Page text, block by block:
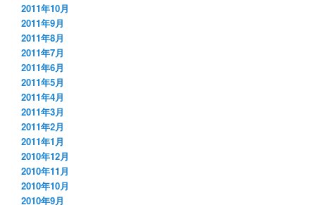
2011年10月
2011年9月
2011年8月
2011年7月
2011年6月
2011年5月
2011年4月
2011年3月
2011年2月
2011年1月
2010年12月
2010年11月
2010年10月
2010年9月